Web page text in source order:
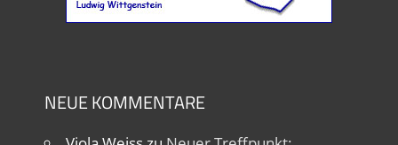
NEUE KOMMENTARE